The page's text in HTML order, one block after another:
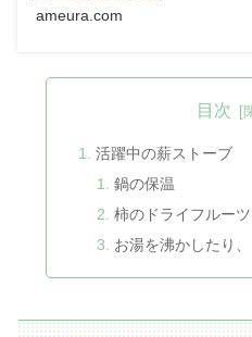
ameura.com
目次
活躍中の薪ストーブ
鍋の保温
柿のドライフルーツ
お湯を沸かしたり